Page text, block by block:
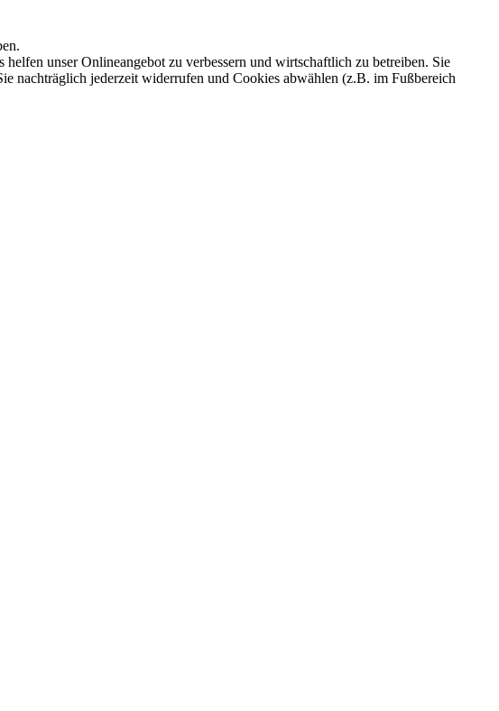
unser Onlineangebot zu verbessern und wirtschaftlich zu betreiben. Sie
nachträglich jederzeit widerrufen und Cookies abwählen (z.B. im Fußbereich